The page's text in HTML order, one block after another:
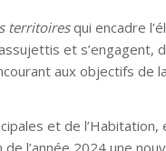
territoiresqui encadre
et s’engagent,
aux objectifs de
et de l’Habitation,